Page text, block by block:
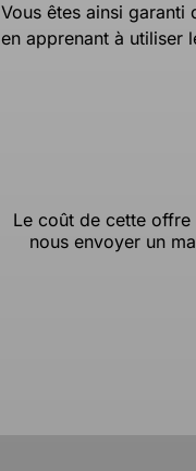
Vous êtes ainsi garanti
en apprenant à utiliser
Le coût de cette
nous envoyer un